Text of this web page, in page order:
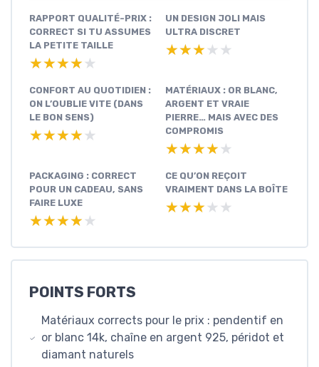
RAPPORT QUALITÉ-PRIX :
CORRECT SI TU ASSUMES
LA PETITE TAILLE
★★★★★
★★★★★
UN DESIGN JOLI MAIS
ULTRA DISCRET
★★★★★
★★★★★
CONFORT AU QUOTIDIEN :
ON L’OUBLIE VITE (DANS
LE BON SENS)
★★★★★
★★★★★
MATÉRIAUX : OR BLANC,
ARGENT ET VRAIE
PIERRE… MAIS AVEC DES
COMPROMIS
★★★★★
★★★★★
PACKAGING : CORRECT
POUR UN CADEAU, SANS
FAIRE LUXE
★★★★★
★★★★★
CE QU’ON REÇOIT
VRAIMENT DANS LA BOÎTE
★★★★★
★★★★★
POINTS FORTS
Matériaux corrects pour le prix : pendentif en
or blanc 14k, chaîne en argent 925, péridot et
diamant naturels